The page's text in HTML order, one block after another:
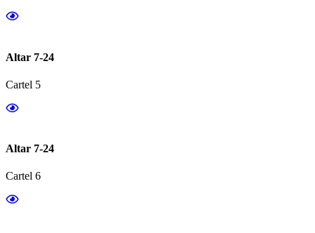
Altar 7-24
Cartel 5
Altar 7-24
Cartel 6